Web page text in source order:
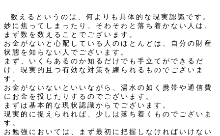
数えるというのは、何よりも具体的な現実認識です。
妙に焦ってしまったり、そわそわと落ち着かない人は、
まず数を数えることでございます。
お金がないと心配している人のほとんどは、自分の財産
状態を知らない人でございます。
まず、いくらあるのか知るだけでも手立てができるだ
け、現実的且つ有効な対策を練られるものでございま
す。
お金がないないといいながら、湯水の如く携帯や通信費
にお金を投じたりするのでございます。
まずは基本的な現状認識からでございます。
現実的に捉えられれば、少しは落ち着くものでございま
す。
お勉強においては、まず最初に把握しなければいけない